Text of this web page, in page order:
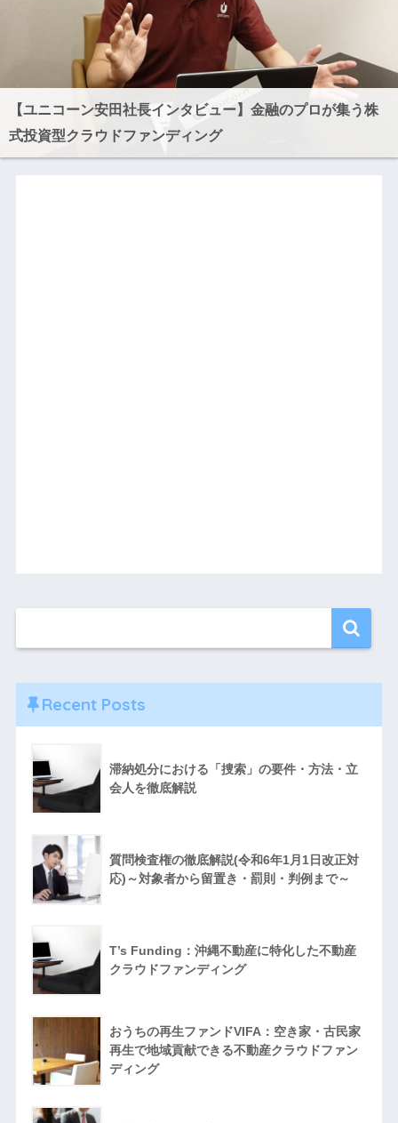
【ユニコーン安田社長インタビュー】金融のプロが集う株
式投資型クラウドファンディング
Recent Posts
滞納処分における「捜索」の要件・方法・立
会人を徹底解説
質問検査権の徹底解説(令和6年1月1日改正対
応)～対象者から留置き・罰則・判例まで～
T’s Funding：沖縄不動産に特化した不動産
クラウドファンディング
おうちの再生ファンドVIFA：空き家・古民家
再生で地域貢献できる不動産クラウドファン
ディング